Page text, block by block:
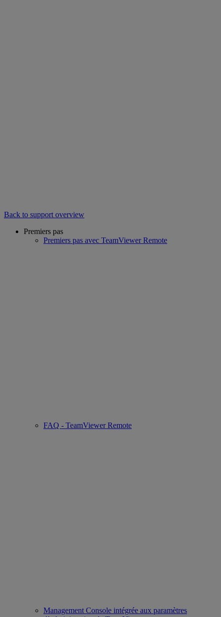
Back to support overview
Premiers pas
Premiers pas avec TeamViewer Remote
FAQ - TeamViewer Remote
Management Console intégrée aux paramètres